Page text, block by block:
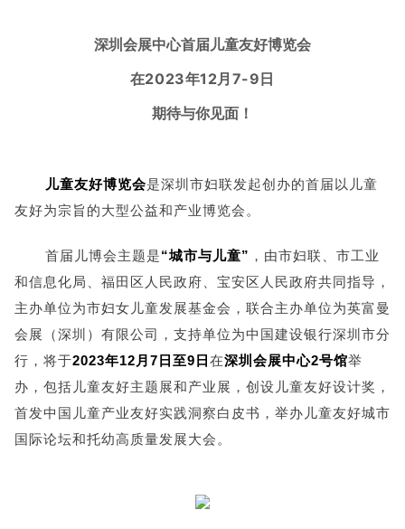
深圳会展中心首届儿童友好博览会
在2023年12月7-9日
期待与你见面！
儿童友好博览会是深圳市妇联发起创办的首届以儿童
友好为宗旨的大型公益和产业博览会。
首届儿博会主题是“城市与儿童” ，由市妇联、市工业
和信息化局、福田区人民政府、宝安区人民政府共同指导，
主办单位为市妇女儿童发展基金会，联合主办单位为英富曼
会展（深圳）有限公司，支持单位为中国建设银行深圳市分
行，将于2023年12月7 日至9日 在深圳会展中心2号馆举
办，包括儿童友好主题展和产业展，创设儿童友好设计奖，
首发中国儿童产业友好实践洞察白皮书，举办儿童友好城市
国际论坛和托幼高质量发展大会。